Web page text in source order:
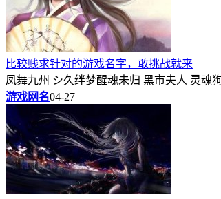
比较贱求针对的游戏名字，敢挑战就来
凤舞九州 シ久绊梦醒魂未归 黑市夫人 灵魂
游戏网名04-27